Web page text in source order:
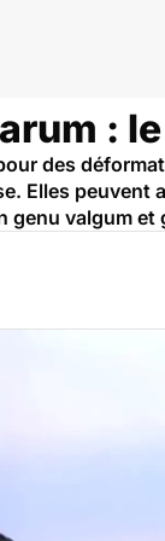
:
des
Elles
genu valgum et